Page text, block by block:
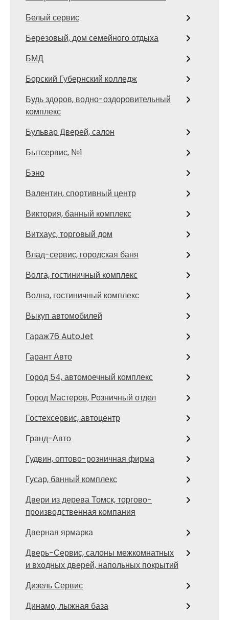
Белый сервис
Березовый, дом семейного отдыха
БМД
Борский Губернский колледж
Будь здоров, водно-оздоровительный
комплекс
Бульвар Дверей, салон
Бытсервис, №1
Бэно
Валентин, спортивный центр
Виктория, банный комплекс
Витхаус, торговый дом
Влад-сервис, городская баня
Волга, гостиничный комплекс
Волна, гостиничный комплекс
Выкуп автомобилей
Гараж76 AutoJet
Гарант Авто
Город 54, автомоечный комплекс
Город Мастеров, Розничный отдел
Гостехсервис, автоцентр
Гранд-Авто
Гудвин, оптово-розничная фирма
Гусар, банный комплекс
Двери из дерева Томск, торгово-
производственная компания
Дверная ярмарка
Дверь-Сервис, салоны межкомнатных
и входных дверей, напольных покрытий
Дизель Сервис
Динамо, лыжная база